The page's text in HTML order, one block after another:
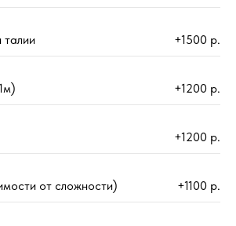
талии +1500 р.
+1200 р.
+1200 р.
от сложности) +1100 р.